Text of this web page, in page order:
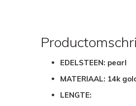
EDELSTEEN: pearl
MATERIAAL: 14k
LENGTE: